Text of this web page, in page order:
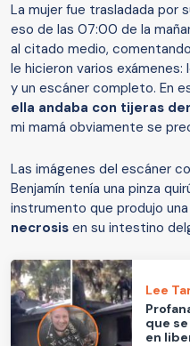
La mujer fue trasladada por
eso de las 07:00 de la
al citado medio,
le hicieron varios
y un escáner completo. En
ella andaba con tijeras
mi mamá obviamente se
Las imágenes del escáner
Benjamín tenía una pinza
instrumento que produjo
necrosis en su intestino
Lee
que
en